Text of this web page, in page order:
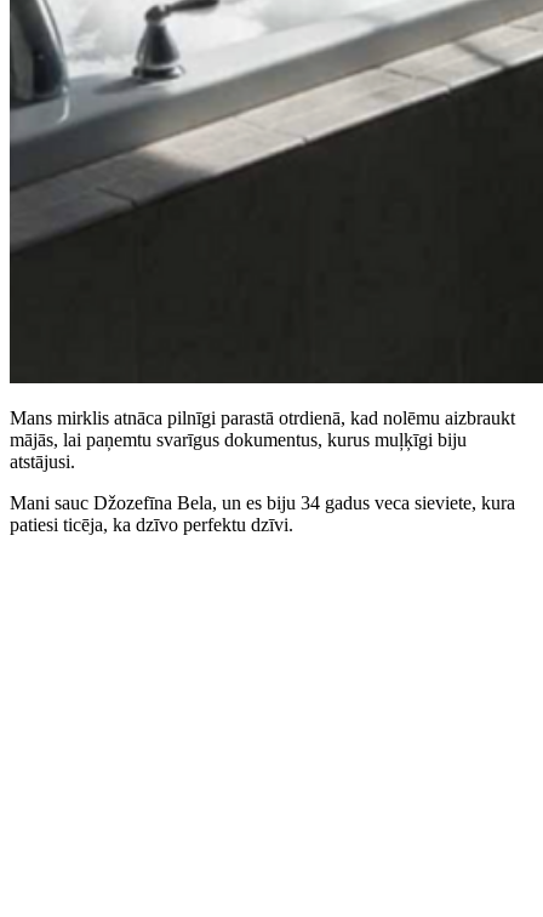
Mans mirklis atnāca pilnīgi parastā otrdienā, kad nolēmu aizbraukt
mājās, lai paņemtu svarīgus dokumentus, kurus muļķīgi biju
atstājusi.
Mani sauc Džozefīna Bela, un es biju 34 gadus veca sieviete, kura
patiesi ticēja, ka dzīvo perfektu dzīvi.